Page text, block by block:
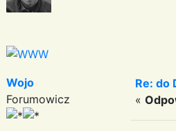
Wojo
Forumowicz
Re: do
«